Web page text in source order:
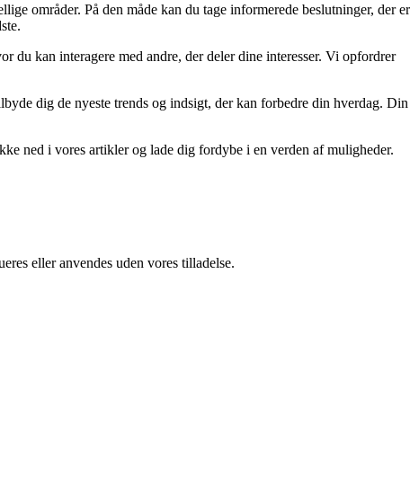
områder. På den måde kan du tage informerede beslutninger, der er
du kan interagere med andre, der deler dine interesser. Vi opfordrer
dig de nyeste trends og indsigt, der kan forbedre din hverdag. Din
ned i vores artikler og lade dig fordybe i en verden af muligheder.
eller anvendes uden vores tilladelse.